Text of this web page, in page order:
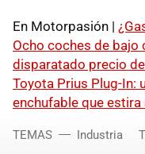
En Motorpasión |
Ocho coches de bajo
disparatado precio
Toyota Prius Plug-In:
enchufable que estira
TEMAS Industria